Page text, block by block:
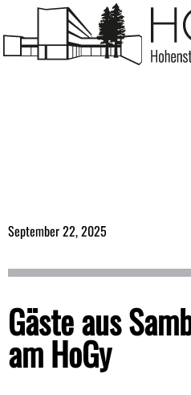
September 22, 2025
Gäste aus
am HoGy